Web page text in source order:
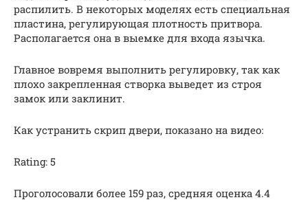
распилить. В некоторых моделях есть специальная
пластина, регулирующая плотность притвора.
Располагается она в выемке для входа язычка.
Главное вовремя выполнить регулировку, так как
плохо закрепленная створка выведет из строя
замок или заклинит.
Как устранить скрип двери, показано на видео:
Rating: 5
Проголосовали более 159 раз, средняя оценка 4.4